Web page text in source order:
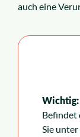
auch eine
Befindet
Sie